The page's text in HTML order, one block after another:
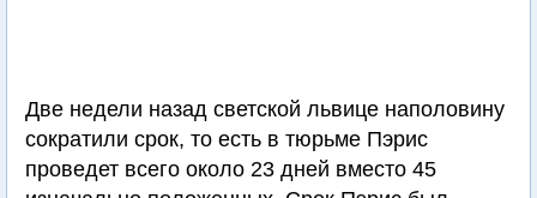
Две недели назад светской львице наполовину
сократили срок, то есть в тюрьме Пэрис
проведет всего около 23 дней вместо 45